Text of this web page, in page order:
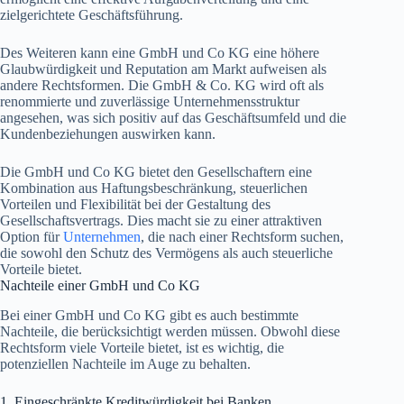
zielgerichtete Geschäftsführung.
Des Weiteren kann eine GmbH und Co KG eine höhere
Glaubwürdigkeit und Reputation am Markt aufweisen als
andere Rechtsformen. Die GmbH & Co. KG wird oft als
renommierte und zuverlässige Unternehmensstruktur
angesehen, was sich positiv auf das Geschäftsumfeld und die
Kundenbeziehungen auswirken kann.
Die GmbH und Co KG bietet den Gesellschaftern eine
Kombination aus Haftungsbeschränkung, steuerlichen
Vorteilen und Flexibilität bei der Gestaltung des
Gesellschaftsvertrags. Dies macht sie zu einer attraktiven
Option fürUnternehmen, die nach einer Rechtsform suchen,
die sowohl den Schutz des Vermögens als auch steuerliche
Vorteile bietet.
Nachteile einer GmbH und Co KG
Bei einer GmbH und Co KG gibt es auch bestimmte
Nachteile, die berücksichtigt werden müssen. Obwohl diese
Rechtsform viele Vorteile bietet, ist es wichtig, die
potenziellen Nachteile im Auge zu behalten.